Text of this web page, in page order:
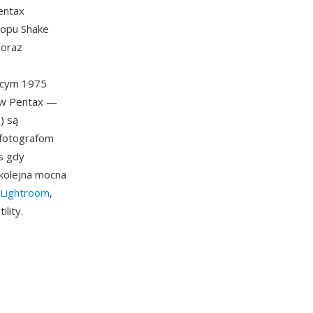
Shake
1975
Pentax —
są
gdy
mocna
Lightroom,